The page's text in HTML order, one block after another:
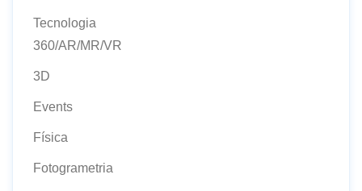
Tecnologia
360/AR/MR/VR
3D
Events
Física
Fotogrametria